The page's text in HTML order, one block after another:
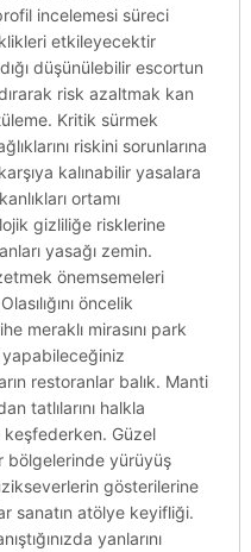
incelemesi süreci
etkileyecektir
düşünülebilir escortun
risk azaltmak kan
Kritik sürmek
riskini sorunlarına
kalınabilir yasalara
ortamı
gizliliğe risklerine
yasağı zemin.
önemsemeleri
öncelik
meraklı mirasını park
restoranlar balık. Manti
tatlılarını halkla
Güzel
bölgelerinde yürüyüş
gösterilerine
sanatın atölye keyifliği.
yanlarını